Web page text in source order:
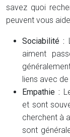
savez quoi
peuvent vous
Sociabilité :
aiment
liens avec
Empathie :
et sont
cherchent à
sont